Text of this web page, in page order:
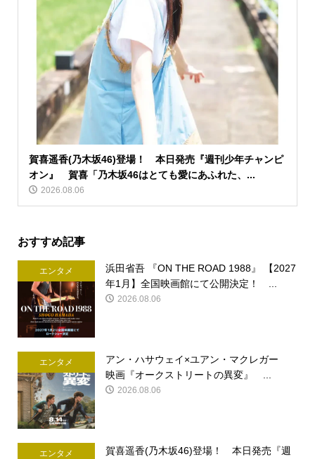
賀喜遥香(乃木坂46)登場！ 本日発売『週刊少年チャンピ
オン』 賀喜「乃木坂46はとても愛にあふれた、...
2026.08.06
おすすめ記事
エンタメ
浜田省吾 『ON THE ROAD 1988』 【2027
年1月】全国映画館にて公開決定！ ...
2026.08.06
エンタメ
アン・ハサウェイ×ユアン・マクレガー
映画『オークストリートの異変』 ...
2026.08.06
エンタメ
賀喜遥香(乃木坂46)登場！ 本日発売『週